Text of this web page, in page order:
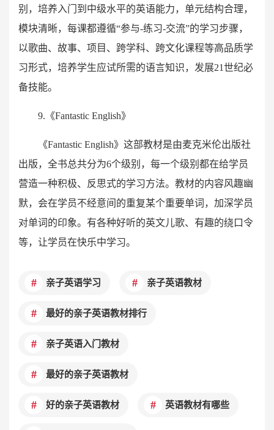
别，培养入门到中级水平的英语能力，单元结构合理，
模块清晰，每课都遵循“参与-练习-交流”的学习步骤，
以歌曲、故事、项目、跨学科、跨文化课程等高品质学
习形式，培养学生应试所需的语言知识，发展21世纪必
备技能。
9.《Fantastic English》
《Fantastic English》这部教材是由麦克米伦出版社
出版，全书总共分为6个级别，每一个级别都在给学员
营造一种积极、反思式的学习方法。教材的内容风趣幽
默，会在学员不经意间的重复某个重要单词，加深学员
对单词的印象。有各种好听的英文儿歌、有趣的绕口令
等，让学员在快乐中学习。
亲子英语学习 亲子英语教材
最好的亲子英语教材排行
亲子英语入门教材
最好的亲子英语教材
好的亲子英语教材 英语教材有哪些